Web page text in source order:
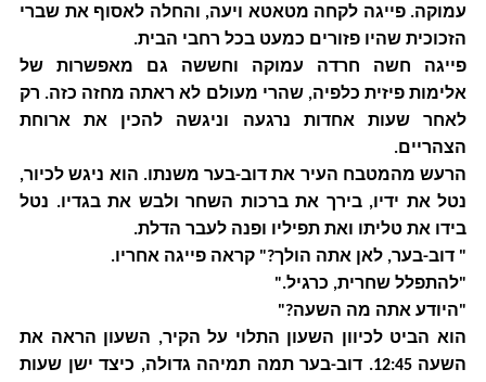
עמוקה. פייגה לקחה מטאטא ויעה, והחלה לאסוף את שברי
הזכוכית שהיו פזורים כמעט בכל רחבי הבית.
פייגה חשה חרדה עמוקה וחששה גם מאפשרות של
אלימות פיזית כלפיה, שהרי מעולם לא ראתה מחזה כזה. רק
לאחר שעות אחדות נרגעה וניגשה להכין את ארוחת
הצהריים.
הרעש מהמטבח העיר את דוב-בער משנתו. הוא ניגש לכיור,
נטל את ידיו, בירך את ברכות השחר ולבש את בגדיו. נטל
בידו את טליתו ואת תפיליו ופנה לעבר הדלת.
" דוב-בער, לאן אתה הולך?" קראה פייגה אחריו.
"להתפלל שחרית, כרגיל."
"היודע אתה מה השעה?"
הוא הביט לכיוון השעון התלוי על הקיר, השעון הראה את
השעה 12:45. דוב-בער תמה תמיהה גדולה, כיצד ישן שעות